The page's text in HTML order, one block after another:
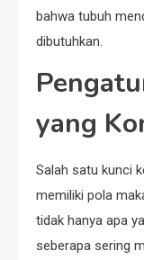
bahwa tubuh
dibutuhkan.
yang
Salah satu kunci
memiliki pola
tidak hanya apa
seberapa sering